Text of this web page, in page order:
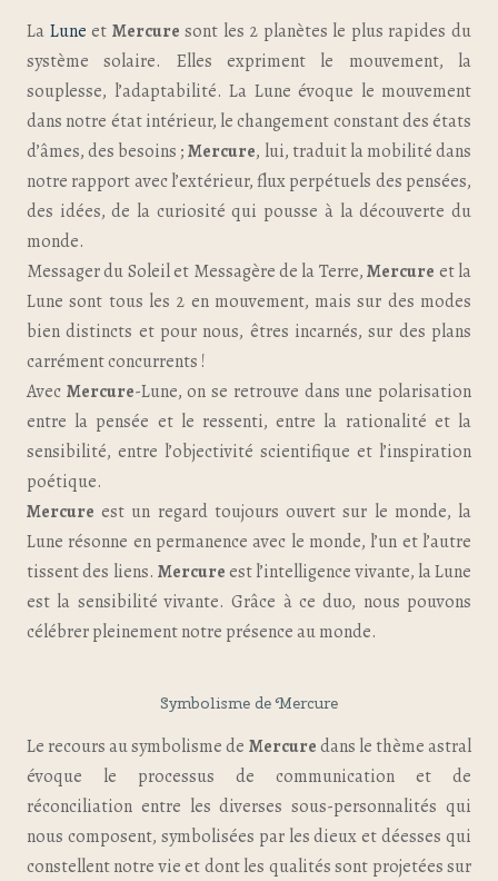
La Lune et Mercuresont les 2 planètes le plus rapides du
système solaire. Elles expriment le mouvement, la
souplesse, l’adaptabilité. La Lune évoque le mouvement
dans notre état intérieur, le changement constant des états
d’âmes, des besoins ;Mercure, lui, traduit la mobilité dans
notre rapport avec l’extérieur, flux perpétuels des pensées,
des idées, de la curiosité qui pousse à la découverte du
monde.
Messager du Soleil et Messagère de la Terre,Mercure et la
Lune sont tous les 2 en mouvement, mais sur des modes
bien distincts et pour nous, êtres incarnés, sur des plans
carrément concurrents !
Avec Mercure-Lune, on se retrouve dans une polarisation
entre la pensée et le ressenti, entre la rationalité et la
sensibilité, entre l’objectivité scientifique et l’inspiration
poétique.
Mercure est un regard toujours ouvert sur le monde, la
Lune résonne en permanence avec le monde, l’un et l’autre
tissent des liens. Mercureest l’intelligence vivante, la Lune
est la sensibilité vivante. Grâce à ce duo, nous pouvons
célébrer pleinement notre présence au monde.
Symbolisme de Mercure
Le recours au symbolisme de Mercuredans le thème astral
évoque le processus de communication et de
réconciliation entre les diverses sous-personnalités qui
nous composent, symbolisées par les dieux et déesses qui
constellent notre vie et dont les qualités sont projetées sur